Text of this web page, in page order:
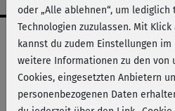
Workout-Facts
mittelschwer
27 Min
101 kcal
oder „Alle ablehnen“, um
Technologien zuzulassen. Mit
kannst du zudem Einstellungen
weitere Informationen zu den von
Cookies, eingesetzten Anbietern
personenbezogenen Daten